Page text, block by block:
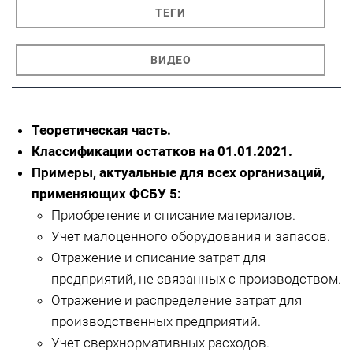
ТЕГИ
ВИДЕО
Теоретическая часть.
Классификации остатков на 01.01.2021.
Примеры, актуальные для всех организаций,
применяющих ФСБУ 5:
Приобретение и списание материалов.
Учет малоценного оборудования и запасов.
Отражение и списание затрат для
предприятий, не связанных с производством.
Отражение и распределение затрат для
производственных предприятий.
Учет сверхнормативных расходов.